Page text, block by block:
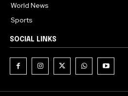
World News
Sports
SOCIAL LINKS